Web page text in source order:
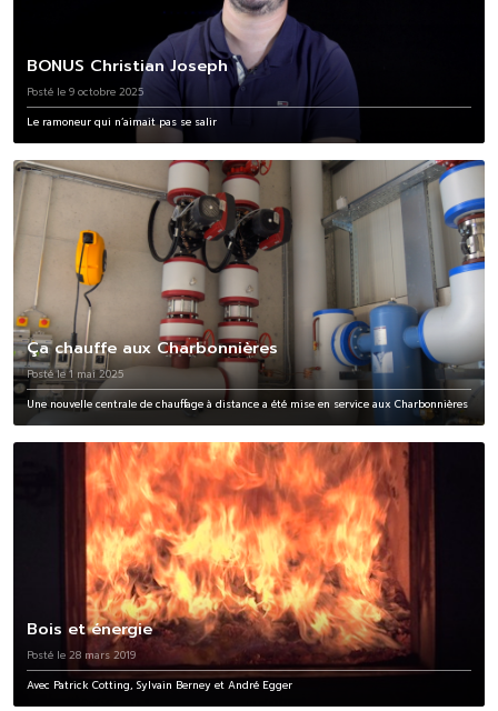
BONUS Christian Joseph
Posté le 9 octobre 2025
Le ramoneur qui n’aimait pas se salir
Ça chauffe aux Charbonnières
Posté le 1 mai 2025
Une nouvelle centrale de chauffage à distance a été mise en service aux Charbonnières
Bois et énergie
Posté le 28 mars 2019
Avec Patrick Cotting, Sylvain Berney et André Egger